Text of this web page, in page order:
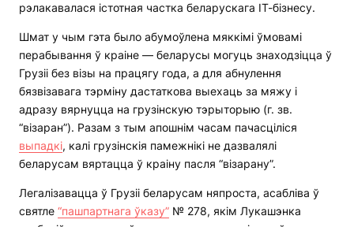
рэлакавалася істотная частка беларускага ІТ-бізнесу.
Шмат у чым гэта было абумоўлена мяккімі ўмовамі
перабывання ў краіне — беларусы могуць знаходзіцца ў
Грузіі без візы на працягу года, а для абнулення
бязвізавага тэрміну дастаткова выехаць за мяжу і
адразу вярнуцца на грузінскую тэрыторыю (г. зв.
“візаран”). Разам з тым апошнім часам пачасціліся
выпадкі, калі грузінскія памежнікі не дазвалялі
беларусам вяртацца ў краіну пасля “візарану”.
Легалізавацца ў Грузіі беларусам няпроста, асабліва ў
святле “пашпартнага ўказу” № 278, якім Лукашэнка